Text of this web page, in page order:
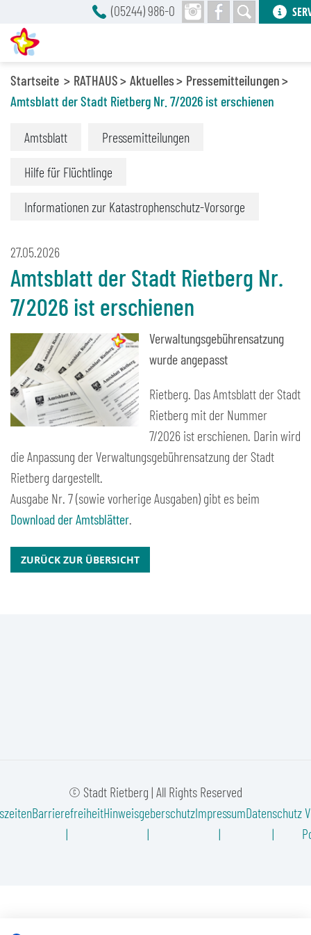
Startseite RATHAUS Aktuelles
Pressemitteilungen
Amtsblatt der Stadt Rietberg Nr. 7/2026 ist erschienen
Amtsblatt Pressemitteilungen
Hilfe für Flüchtlinge
Informationen zur Katastrophenschutz-Vorsorge
27.05.2026
Amtsblatt der Stadt Rietberg Nr.
7/2026 ist erschienen
Verwaltungsgebührensatzung
wurde angepasst
Rietberg. Das Amtsblatt der Stadt
Rietberg mit der Nummer
7/2026 ist erschienen. Darin wird
die Anpassung der Verwaltungsgebührensatzung der Stadt
Rietberg dargestellt.
Ausgabe Nr. 7 (sowie vorherige Ausgaben) gibt es beim
Download der Amtsblätter.
ZURÜCK ZUR ÜBERSICHT
© Stadt Rietberg | All Rights Reserved
BarrierefreiheitHinweisgeberschutzImpressumDatenschutz
(05244) 986-0